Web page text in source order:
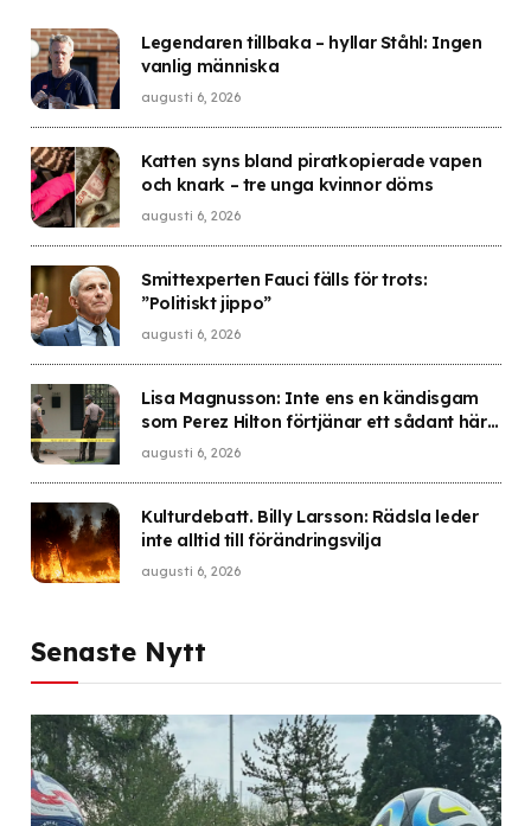
Legendaren tillbaka – hyllar Ståhl: Ingen
vanlig människa
augusti 6, 2026
Katten syns bland piratkopierade vapen
och knark – tre unga kvinnor döms
augusti 6, 2026
Smittexperten Fauci fälls för trots:
”Politiskt jippo”
augusti 6, 2026
Lisa Magnusson: Inte ens en kändisgam
som Perez Hilton förtjänar ett sådant här
öde
augusti 6, 2026
Kulturdebatt. Billy Larsson: Rädsla leder
inte alltid till förändringsvilja
augusti 6, 2026
Senaste Nytt